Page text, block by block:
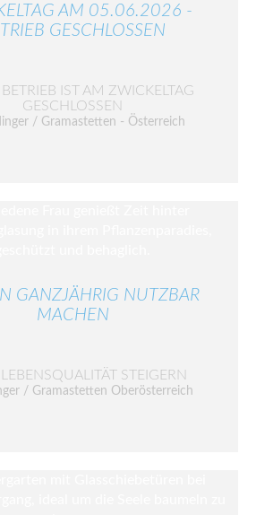
AM 05.06.2026 -
GESCHLOSSEN
BETRIEB IST AM ZWICKELTAG
GESCHLOSSEN
/ Gramastetten - Österreich
GANZJÄHRIG NUTZBAR
MACHEN
STEIGERN
/ Gramastetten Oberösterreich